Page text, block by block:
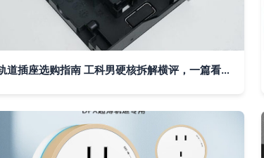
轨道插座选购指南 工科男硬核拆解横评，一篇看懂好坏